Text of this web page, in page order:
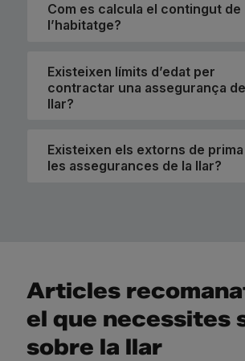
Com es calcula el contingut de
l’habitatge?
Existeixen límits d’edat per
contractar una assegurança
llar?
Existeixen els extorns de
les assegurances de la llar?
Articles
el que necessites
sobre la llar